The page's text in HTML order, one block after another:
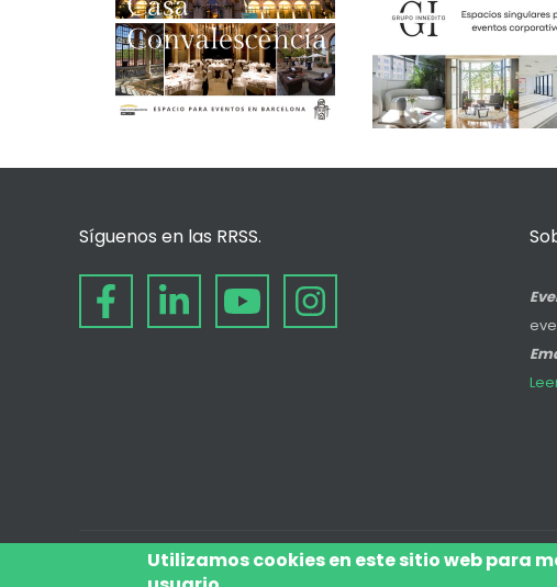
Síguenos en las RRSS.
Utilizamos cookies en este sitio web para